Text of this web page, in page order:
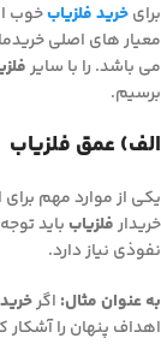
برایخرید فلزیابخوب
معیار های اصلی
می باشد. را با سایر
برسیم.
الف) عمق فلزیاب
یکی از موارد مهم برای
خریدارفلزیابباید
نفوذی نیاز دارد.
به عنوان مثال: اگر
اهداف پنهان را آشکار